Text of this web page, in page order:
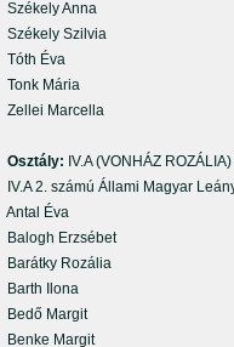
Székely Anna
Székely Szilvia
Tóth Éva
Tonk Mária
Zellei Marcella
Osztály: IV.A (VONHÁZ ROZÁLIA)
IV.A 2. számú Állami Magyar
Antal Éva
Balogh Erzsébet
Barátky Rozália
Barth Ilona
Bedő Margit
Benke Margit